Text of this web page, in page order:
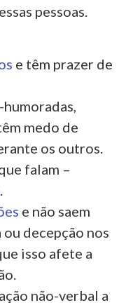
pessoas.
e têm prazer de
humoradas,
medo de
os outros.
falam –
.
e não saem
decepção nos
isso afete a
não-verbal a